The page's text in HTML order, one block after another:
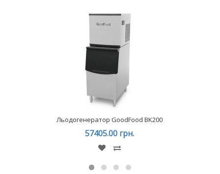
Льодогенератор GoodFood BK200
57405.00 грн.